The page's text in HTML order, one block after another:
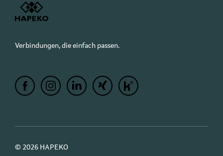
Verbindungen, die einfach passen.
© 2026 HAPEKO